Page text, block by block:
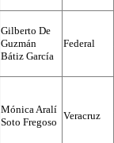
Gilberto De
Guzmán
Bátiz García
Federal
Mónica Aralí
Soto Fregoso
Veracruz